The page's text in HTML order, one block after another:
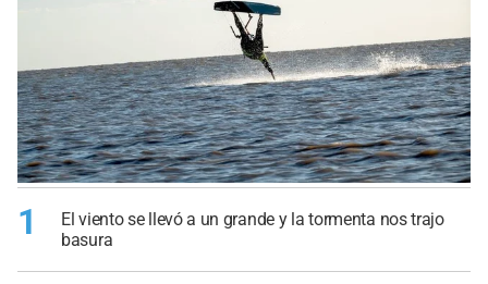
1
El viento se llevó a un grande y la tormenta nos trajo
basura